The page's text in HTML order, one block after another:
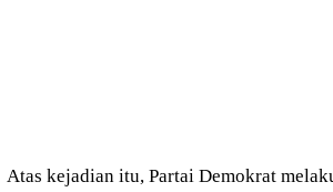
Atas kejadian itu, Partai Demokrat